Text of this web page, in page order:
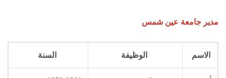
مدير جامعة عين شمس
الاسم